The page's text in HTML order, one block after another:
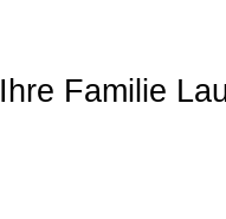
Ihre Familie